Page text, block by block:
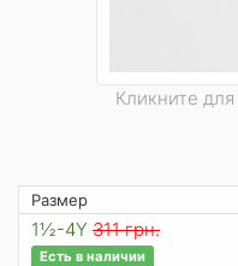
Кликните для
Размер
1½-4Y 311 грн.
Есть в наличии